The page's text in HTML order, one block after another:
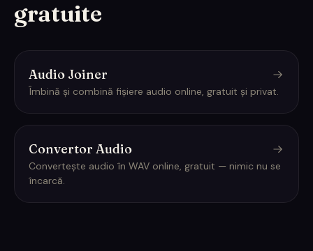
gratuite
Audio Joiner
Îmbină și combină fișiere audio online, gratuit și privat.
Convertor Audio
Convertește audio în WAV online, gratuit — nimic nu se
încarcă.